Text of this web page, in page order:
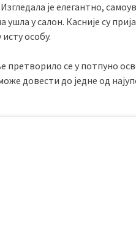
је елегантно,
ушла у салон. Касније су
особу.
се у потпуно
довести до једне од